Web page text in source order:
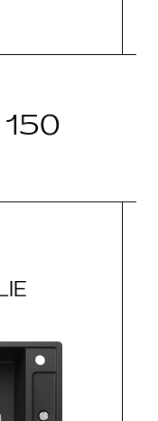
150